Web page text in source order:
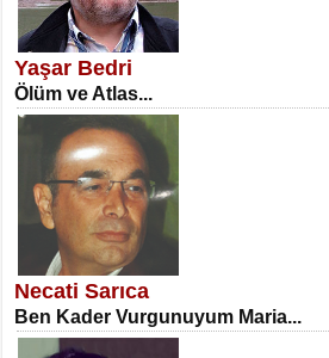
SATILMIŞ ÜMİT ÇETİNKAYA
Erkenlik...
NECLA DİLEK ARSLAN
Öğretmenler Günü Mahkemesi...
Yaşar Bedri
Ölüm ve Atlas...
Necati Sarıca
Ben Kader Vurgunuyum Maria...